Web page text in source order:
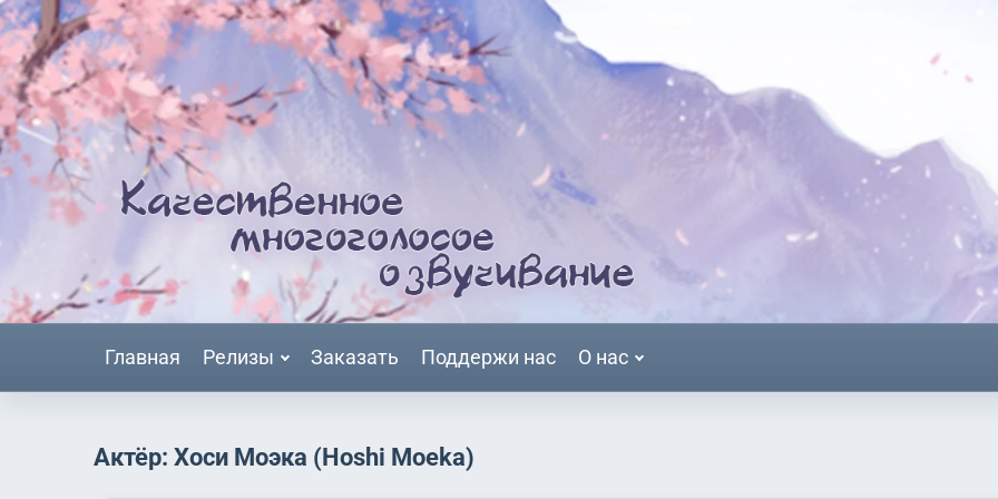
Главная Релизы Заказать Поддержи нас О нас
Актёр: Хоси Моэка (Hoshi Moeka)